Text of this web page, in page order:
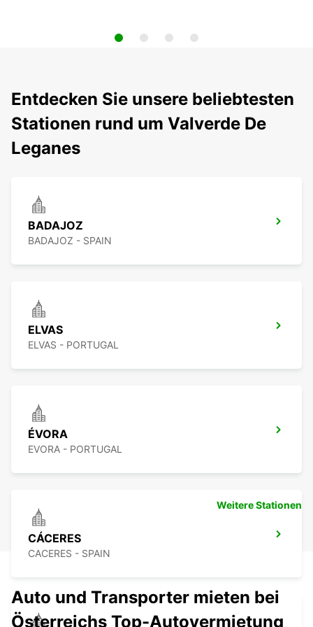
Entdecken Sie unsere beliebtesten
Stationen rund um Valverde De
Leganes
BADAJOZ
BADAJOZ - SPAIN
ELVAS
ELVAS - PORTUGAL
ÉVORA
EVORA - PORTUGAL
CÁCERES
CACERES - SPAIN
Weitere Stationen
Auto und Transporter mieten bei
Österreichs Top-Autovermietung